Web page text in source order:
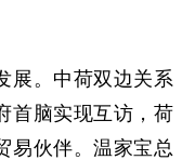
。中荷双边关系
首脑实现互访，荷
易伙伴。温家宝总